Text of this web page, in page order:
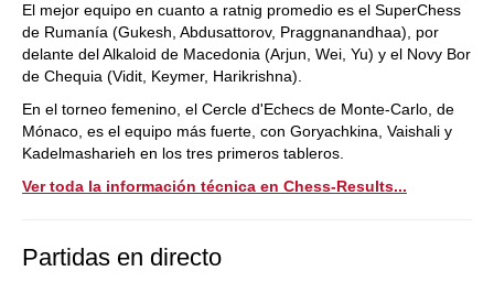
El mejor equipo en cuanto a ratnig promedio es el SuperChess
de Rumanía (Gukesh, Abdusattorov, Praggnanandhaa), por
delante del Alkaloid de Macedonia (Arjun, Wei, Yu) y el Novy Bor
de Chequia (Vidit, Keymer, Harikrishna).
En el torneo femenino, el Cercle d'Echecs de Monte-Carlo, de
Mónaco, es el equipo más fuerte, con Goryachkina, Vaishali y
Kadelmasharieh en los tres primeros tableros.
Ver toda la información técnica en Chess-Results...
Partidas en directo